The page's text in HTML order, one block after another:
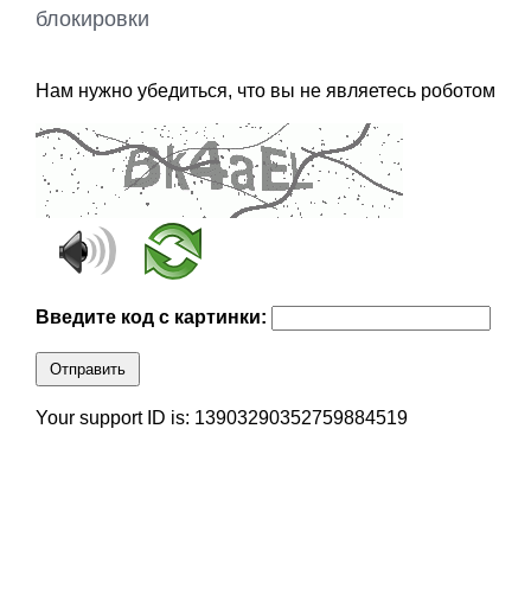
блокировки
Нам нужно убедиться, что вы не являетесь роботом
Введите код с картинки:
Отправить
Your support ID is: 13903290352759884519